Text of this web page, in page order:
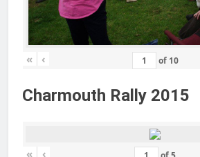
« ‹ of 10
Charmouth Rally 2015
« ‹